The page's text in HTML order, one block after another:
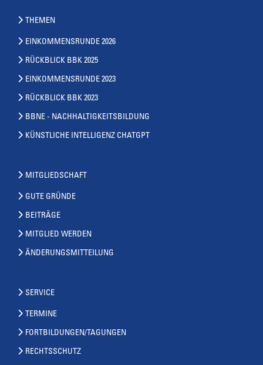
THEMEN
EINKOMMENSRUNDE 2026
RÜCKBLICK BBK 2025
EINKOMMENSRUNDE 2023
RÜCKBLICK BBK 2023
BBNE - NACHHALTIGKEITSBILDUNG
KÜNSTLICHE INTELLIGENZ CHATGPT
MITGLIEDSCHAFT
GUTE GRÜNDE
BEITRÄGE
MITGLIED WERDEN
ÄNDERUNGSMITTEILUNG
SERVICE
TERMINE
FORTBILDUNGEN/TAGUNGEN
RECHTSSCHUTZ